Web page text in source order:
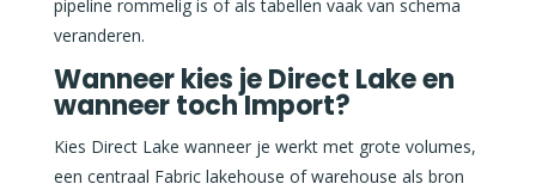
pipeline rommelig is of als tabellen vaak van schema
veranderen.
Wanneer kies je Direct Lake en
wanneer toch Import?
Kies Direct Lake wanneer je werkt met grote volumes,
een centraal Fabric lakehouse of warehouse als bron